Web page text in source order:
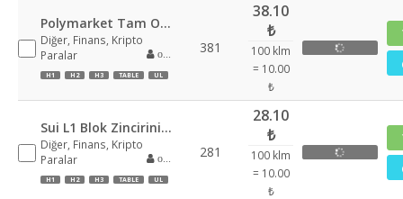
Polymarket Tam Olarak Nedir
Diğer, Finans, Kripto
Paralar
H1 H2 H3 TABLE UL
381
38.10
₺
100 klm
= 10.00
₺
Sui L1 Blok Zincirinin Kapsamlı Bir Araştırması.
Diğer, Finans, Kripto
Paralar
H1 H2 H3 TABLE UL
281
28.10
₺
100 klm
= 10.00
₺